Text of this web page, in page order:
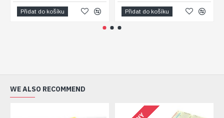
Přidat do košíku Přidat do košíku
WE ALSO RECOMMEND